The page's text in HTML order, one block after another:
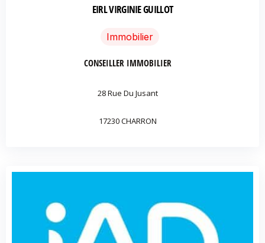
EIRL VIRGINIE GUILLOT
Immobilier
CONSEILLER IMMOBILIER
28 Rue Du Jusant
17230 CHARRON